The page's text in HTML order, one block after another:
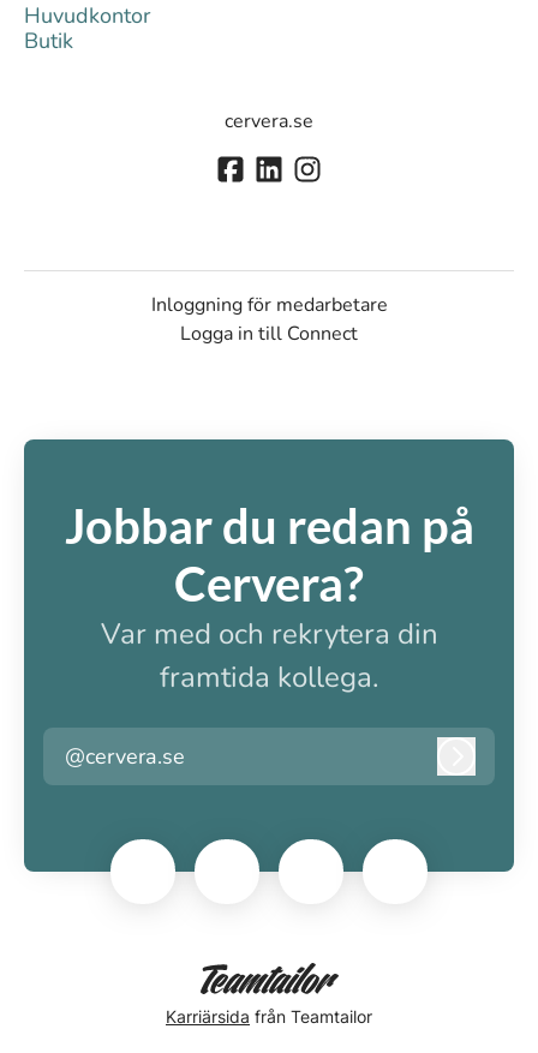
Huvudkontor
Butik
cervera.se
Inloggning för medarbetare
Logga in till Connect
Jobbar du redan på
Cervera?
Var med och rekrytera din
framtida kollega.
@cervera.se
Karriärsida från Teamtailor